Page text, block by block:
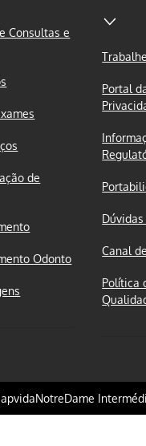
Consultas e
de
Odonto
Portal
Canal
Política